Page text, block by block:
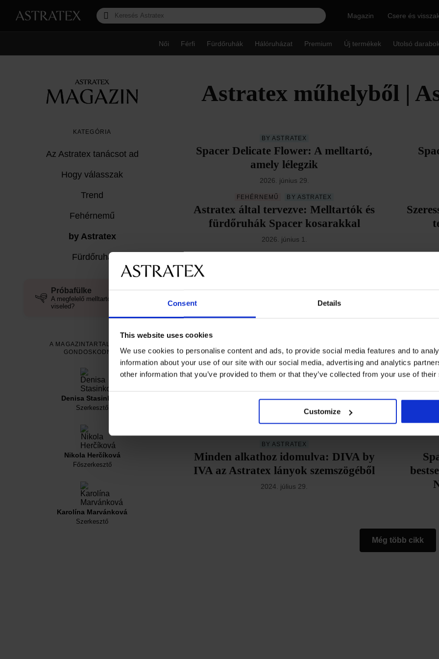
Consent Details
This website uses cookies
We use cookies to personalise content and ads, to provide social media features and to
information about your use of our site with our social media, advertising and analytics
other information that you’ve provided to them or that they’ve collected from your use of
Customize
Magazin Csere és
Női Férfi Fürdőruhák Hálóruházat Premium Új termékek Utolsó
KATEGÓRIA
Az Astratex tanácsot ad
Hogy válasszak
Trend
Fehérnemű
by Astratex
Fürdőruha
Próbafülke
A megfelelő melltartóméretet
viseled?
Astratex műhelyből |
BY ASTRATEX
Spacer Delicate Flower: A melltartó,
amely lélegzik
2026. június 29.
FEHÉRNEMŰ BY ASTRATEX
Astratex által tervezve: Melltartók és
fürdőruhák Spacer kosarakkal
2026. június 1.
26
FEHÉRNEMŰ
A legjobb hálóruhák tavaszra és
nyárra? Szakértőnk válaszol
A
Minden szempontból tökéletes: Push
Perfect melltartó
BY ASTRATEX
Minden alkathoz idomulva: DIVA by
IVA az Astratex lányok szemszögéből
2024. július 29.
Még több cikk
A MAGAZINTARTALOMRÓL
GONDOSKODNAK
Denisa Stasinková
Szerkesztő
Nikola Herčíková
Főszerkesztő
Karolína Marvánková
Szerkesztő